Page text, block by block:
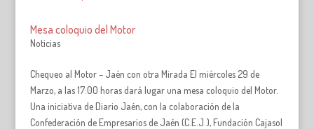
Mesa coloquio del Motor
Noticias
Chequeo al Motor – Jaén con otra Mirada El miércoles 29 de
Marzo, a las 17:00 horas dará lugar una mesa coloquio del Motor.
Una iniciativa de Diario Jaén, con la colaboración de la
Confederación de Empresarios de Jaén (C.E.J.), Fundación Cajasol